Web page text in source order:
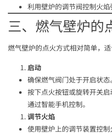
利用壁炉的调节阀控制火焰
三、燃气壁炉的
燃气壁炉的点火方式相对简单，适
启动
确保燃气阀门处于开启状态。
按下点火按钮或旋转开关
通过智能手机控制。
调节火焰
使用壁炉上的调节装置控制